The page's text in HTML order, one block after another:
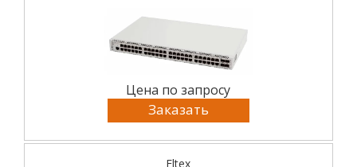
Цена по запросу
Заказать
Eltex